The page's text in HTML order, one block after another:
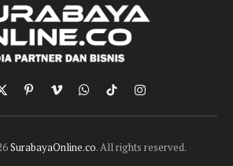
X
(Twitter)
PinterestVimeoWhatsApp
TikTokInstagram
SurabayaOnline.co. All rights reserved.